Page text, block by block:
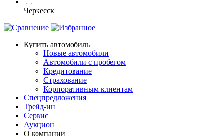
Черкесск
Купить автомобиль
Новые автомобили
Автомобили с пробегом
Кредитование
Страхование
Корпоративным клиентам
Спецпредложения
Трейд-ин
Сервис
Аукцион
О компании